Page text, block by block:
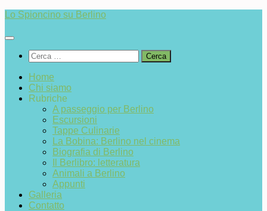
Salta
contenuto
Lo Spioncino su Berlino
Ricerca
per:
Home
Chi siamo
Rubriche
A passeggio per Berlino
Escursioni
Tappe Culinarie
La Bobina: Berlino nel cinema
Biografia di Berlino
Il Berlibro: letteratura
Animali a Berlino
Appunti
Galleria
Contatto